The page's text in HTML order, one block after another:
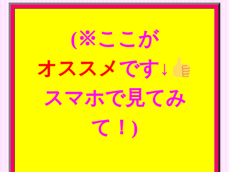
(※ここが
オススメです↓
スマホで見てみ
て！)